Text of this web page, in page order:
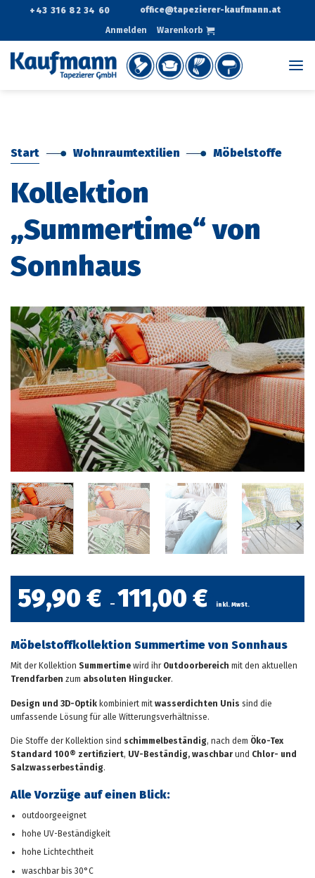
springen
+43 316 82 34 60 office@tapezierer-kaufmann.at
Anmelden Warenkorb
Start Wohnraumtextilien Möbelstoffe
Kollektion
„Summertime“ von
Sonnhaus
59,90 € – 111,00 € inkl. MwSt.
Möbelstoffkollektion Summertime von Sonnhaus
Mit der Kollektion Summertime wird ihrOutdoorbereich mit den aktuellen
Trendfarben zum absoluten Hingucker.
Design und 3D-Optik kombiniert mit wasserdichten Unis sind die
umfassende Lösung für alle Witterungsverhältnisse.
Die Stoffe der Kollektion sind schimmelbeständig, nach dem Öko-Tex
Standard 100® zertifiziert, UV-Beständig, waschbar und Chlor- und
Salzwasserbeständig.
Alle Vorzüge auf einen Blick:
outdoorgeeignet
hohe UV-Beständigkeit
hohe Lichtechtheit
waschbar bis 30°C